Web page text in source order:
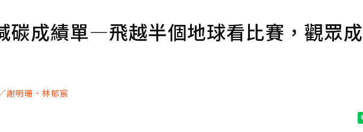
碳成績單—飛越半個地球看比賽，觀眾
謝明珊、林郁宸